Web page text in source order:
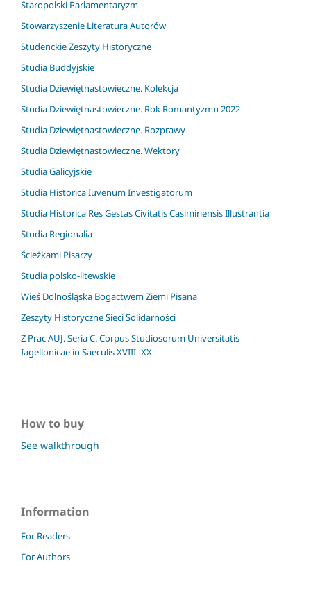
Staropolski Parlamentaryzm
Stowarzyszenie Literatura Autorów
Studenckie Zeszyty Historyczne
Studia Buddyjskie
Studia Dziewiętnastowieczne. Kolekcja
Studia Dziewiętnastowieczne. Rok Romantyzmu 2022
Studia Dziewiętnastowieczne. Rozprawy
Studia Dziewiętnastowieczne. Wektory
Studia Galicyjskie
Studia Historica Iuvenum Investigatorum
Studia Historica Res Gestas Civitatis Casimiriensis Illustrantia
Studia Regionalia
Ścieżkami Pisarzy
Studia polsko-litewskie
Wieś Dolnośląska Bogactwem Ziemi Pisana
Zeszyty Historyczne Sieci Solidarności
Z Prac AUJ. Seria C. Corpus Studiosorum Universitatis
Iagellonicae in Saeculis XVIII–XX
How to buy
See walkthrough
Information
For Readers
For Authors